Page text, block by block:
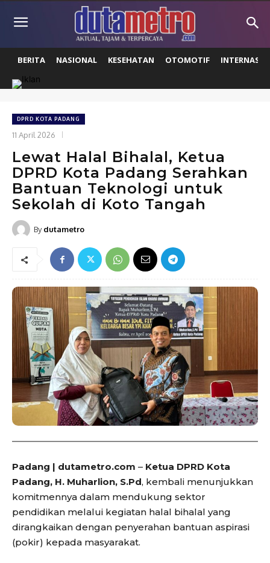
BERITA NASIONAL KESEHATAN OTOMOTIF
DPRD KOTA PADANG
11 April 2026
Lewat Halal Bihalal, Ketua
DPRD Kota Padang Serahkan
Bantuan Teknologi untuk
Sekolah di Koto Tangah
By dutametro
Padang | dutametro.com – Ketua DPRD Kota
Padang, H. Muharlion, S.Pd, kembali menunjukkan
komitmennya dalam mendukung sektor
pendidikan melalui kegiatan halal bihalal yang
dirangkaikan dengan penyerahan bantuan aspirasi
(pokir) kepada masyarakat.